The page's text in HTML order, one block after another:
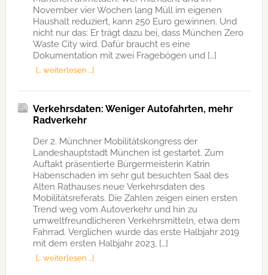
November vier Wochen lang Müll im eigenen
Haushalt reduziert, kann 250 Euro gewinnen. Und
nicht nur das: Er trägt dazu bei, dass München Zero
Waste City wird. Dafür braucht es eine
Dokumentation mit zwei Fragebögen und […]
[… weiterlesen …]
Verkehrsdaten: Weniger Autofahrten, mehr
Radverkehr
Der 2. Münchner Mobilitätskongress der
Landeshauptstadt München ist gestartet. Zum
Auftakt präsentierte Bürgermeisterin Katrin
Habenschaden im sehr gut besuchten Saal des
Alten Rathauses neue Verkehrsdaten des
Mobilitätsreferats. Die Zahlen zeigen einen ersten
Trend weg vom Autoverkehr und hin zu
umweltfreundlicheren Verkehrsmitteln, etwa dem
Fahrrad. Verglichen wurde das erste Halbjahr 2019
mit dem ersten Halbjahr 2023, […]
[… weiterlesen …]